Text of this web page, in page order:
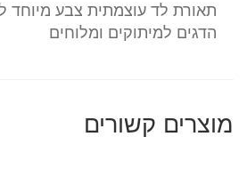
ציקלידים
תאורת לד עוצמתית צבע מיוחד
הדגים למיתוקים ומלוחים
מוצרים קשורים